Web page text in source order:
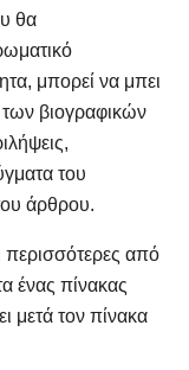
θα
μπορεί να μπει
βιογραφικών
του
άρθρου.
περισσότερες από
ένας πίνακας
μετά τον πίνακα